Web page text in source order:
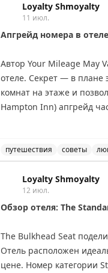
Loyalty Shmoyalty
11 июл.
Апгрейд номера в
Автор Your Mileage May
отеле. Секрет — в плане
комнат на этаже и
Hampton Inn) апгрейд
карту эвакуации после
действительно дает
Your Mileage May Vary|
путешествия советы
Loyalty Shmoyalty
12 июл.
Обзор отеля: The
The Bulkhead Seat
Отель расположен
цене. Номер категории